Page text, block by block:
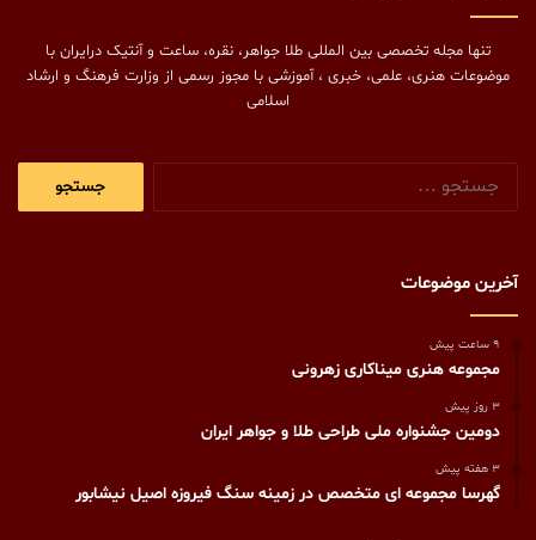
تنها مجله تخصصی بین المللی طلا جواهر، نقره، ساعت و آنتیک درایران با
موضوعات هنری، علمی، خبری ، آموزشی با مجوز رسمی از وزارت فرهنگ و ارشاد
اسلامی
آخرین موضوعات
9 ساعت پیش
مجموعه هنری میناکاری زهرونی
3 روز پیش
دومین جشنواره ملی طراحی طلا و جواهر ایران
3 هفته پیش
گهرسا مجموعه ای متخصص در زمینه سنگ فیروزه اصیل نیشابور